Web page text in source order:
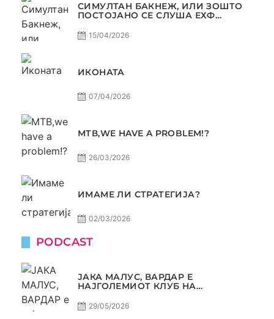
СИМУЛТАН БАКНЕЖ, ИЛИ ЗОШТО
ПОСТОЈАНО СЕ СЛУША ЕХФ
15/04/2026
ИКОНАТА
07/04/2026
МТВ,WE HAVE A PROBLEM!?
26/03/2026
ИМАМЕ ЛИ СТРАТЕГИЈА?
02/03/2026
PODCAST
ЈАКА МАЛУС, ВАРДАР Е
НАЈГОЛЕМИОТ КЛУБ НА
29/05/2026